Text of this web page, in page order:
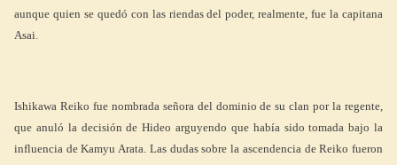
aunque quien se quedó con las riendas del poder, realmente, fue la capitana
Asai.
Ishikawa Reiko fue nombrada señora del dominio de su clan por la regente,
que anuló la decisión de Hideo arguyendo que había sido tomada bajo la
influencia de Kamyu Arata. Las dudas sobre la ascendencia de Reiko fueron